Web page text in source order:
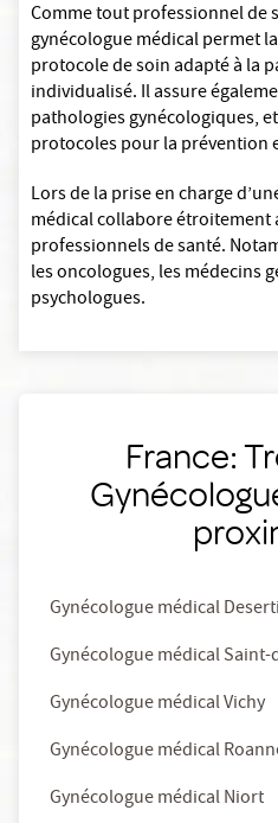
Comme tout professionnel de
gynécologue médical permet
protocole de soin adapté à la
individualisé. Il assure
pathologies gynécologiques,
protocoles pour la prévention
Lors de la prise en charge
médical collabore étroitement
professionnels de santé.
les oncologues, les médecins
psychologues.
France:
Gynécologue médical
Gynécologue médical
Gynécologue médical Vichy
Gynécologue médical
Gynécologue médical Niort